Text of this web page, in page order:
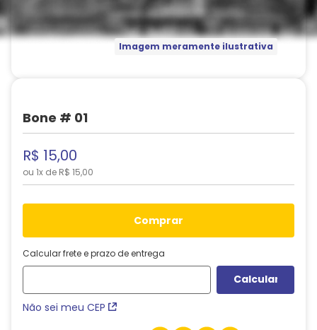
Imagem meramente ilustrativa
Bone # 01
R$ 15,00
ou 1x de R$ 15,00
comprar
Calcular frete e prazo de entrega
Não sei meu CEP